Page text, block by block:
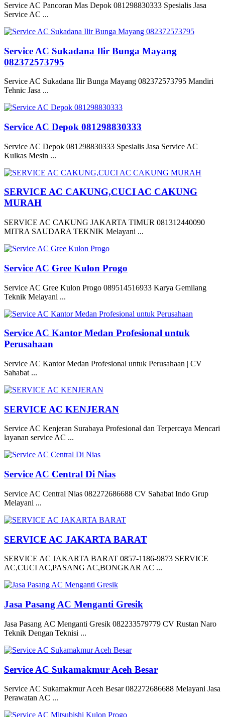
Service AC Pancoran Mas Depok 081298830333 Spesialis Jasa
Service AC ...
Service AC Sukadana Ilir Bunga Mayang
082372573795
Service AC Sukadana Ilir Bunga Mayang 082372573795 Mandiri
Tehnic Jasa ...
Service AC Depok 081298830333
Service AC Depok 081298830333 Spesialis Jasa Service AC
Kulkas Mesin ...
SERVICE AC CAKUNG,CUCI AC CAKUNG
MURAH
SERVICE AC CAKUNG JAKARTA TIMUR 081312440090
MITRA SAUDARA TEKNIK Melayani ...
Service AC Gree Kulon Progo
Service AC Gree Kulon Progo 089514516933 Karya Gemilang
Teknik Melayani ...
Service AC Kantor Medan Profesional untuk
Perusahaan
Service AC Kantor Medan Profesional untuk Perusahaan | CV
Sahabat ...
SERVICE AC KENJERAN
Service AC Kenjeran Surabaya Profesional dan Terpercaya Mencari
layanan service AC ...
Service AC Central Di Nias
Service AC Central Nias 082272686688 CV Sahabat Indo Grup
Melayani ...
SERVICE AC JAKARTA BARAT
SERVICE AC JAKARTA BARAT 0857-1186-9873 SERVICE
AC,CUCI AC,PASANG AC,BONGKAR AC ...
Jasa Pasang AC Menganti Gresik
Jasa Pasang AC Menganti Gresik 082233579779 CV Rustan Naro
Teknik Dengan Teknisi ...
Service AC Sukamakmur Aceh Besar
Service AC Sukamakmur Aceh Besar 082272686688 Melayani Jasa
Perawatan AC ...